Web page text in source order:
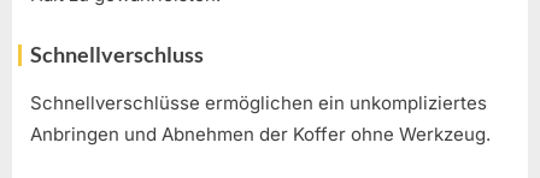
Schnellverschluss
Schnellverschlüsse ermöglichen ein unkompliziertes
Anbringen und Abnehmen der Koffer ohne Werkzeug.